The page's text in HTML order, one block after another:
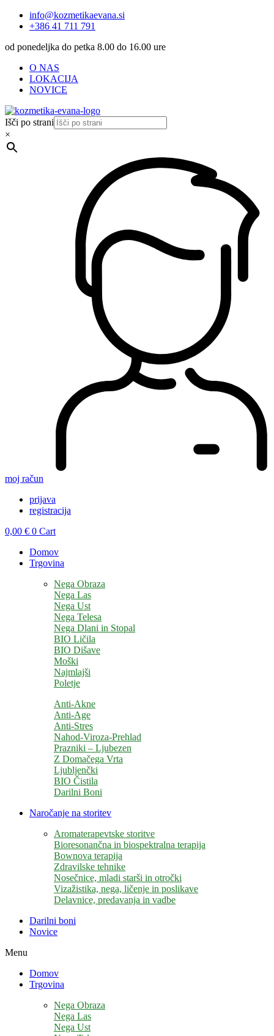
info@kozmetikaevana.si
+386 41 711 791
od ponedeljka do petka 8.00 do 16.00 ure
O NAS
LOKACIJA
NOVICE
Išči po strani
×
moj račun
prijava
registracija
0,00 € 0 Cart
Domov
Trgovina
Nega Obraza
Nega Las
Nega Ust
Nega Telesa
Nega Dlani in Stopal
BIO Ličila
BIO Dišave
Moški
Najmlajši
Poletje
Anti-Akne
Anti-Age
Anti-Stres
Nahod-Viroza-Prehlad
Prazniki – Ljubezen
Z Domačega Vrta
Ljubljenčki
BIO Čistila
Darilni Boni
Naročanje na storitev
Aromaterapevtske storitve
Bioresonančna in biospektralna terapija
Bownova terapija
Zdravilske tehnike
Nosečnice, mladi starši in otročki
Vizažistika, nega, ličenje in poslikave
Delavnice, predavanja in vadbe
Darilni boni
Novice
Menu
Domov
Trgovina
Nega Obraza
Nega Las
Nega Ust